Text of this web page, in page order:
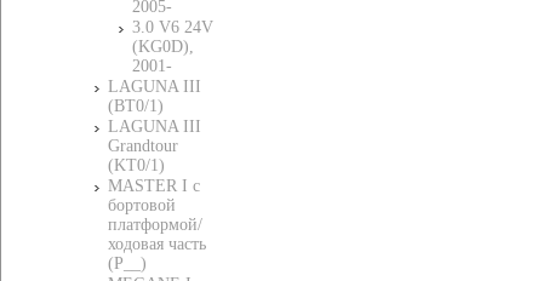
2005-
3.0 V6 24V
(KG0D),
2001-
LAGUNA III
(BT0/1)
LAGUNA III
Grandtour
(KT0/1)
MASTER I c
бортовой
платформой/
ходовая часть
(P__)